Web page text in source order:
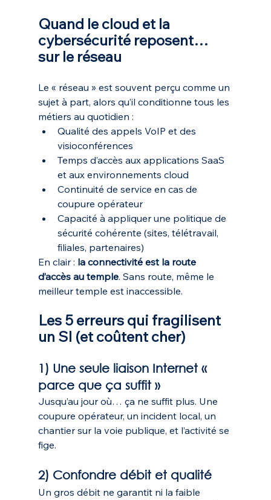
Quand le cloud et la
cybersécurité reposent…
sur le réseau
Le « réseau » est souvent perçu comme un
sujet à part, alors qu’il conditionne tous les
métiers au quotidien :
Qualité des appels VoIP et des
visioconférences
Temps d’accès aux applications SaaS
et aux environnements cloud
Continuité de service en cas de
coupure opérateur
Capacité à appliquer une politique de
sécurité cohérente (sites, télétravail,
filiales, partenaires)
En clair : la connectivité est la route
d’accès au temple. Sans route, même le
meilleur temple est inaccessible.
Les 5 erreurs qui fragilisent
un SI (et coûtent cher)
1) Une seule liaison Internet «
parce que ça suffit »
Jusqu’au jour où… ça ne suffit plus. Une
coupure opérateur, un incident local, un
chantier sur la voie publique, et l’activité se
fige.
2) Confondre débit et qualité
Un gros débit ne garantit ni la faible